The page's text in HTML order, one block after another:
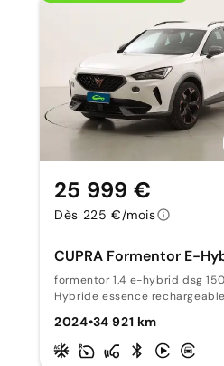
CUPRA Formentor E-
formentor 1.4 e-hybrid dsg
Hybride essence rechargeable
2024•34 921 km
25 999 €
Dès 225 €/mois